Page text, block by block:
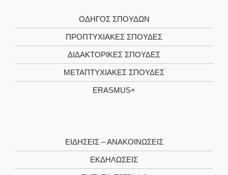
ΟΔΗΓΌΣ ΣΠΟΥΔΏΝ
ΠΡΟΠΤΥΧΙΑΚΈΣ ΣΠΟΥΔΈΣ
ΔΙΔΑΚΤΟΡΙΚΈΣ ΣΠΟΥΔΈΣ
ΜΕΤΑΠΤΥΧΙΑΚΈΣ ΣΠΟΥΔΈΣ
ERASMUS+
ΕΙΔΉΣΕΙΣ – ΑΝΑΚΟΙΝΏΣΕΙΣ
ΕΚΔΗΛΏΣΕΙΣ